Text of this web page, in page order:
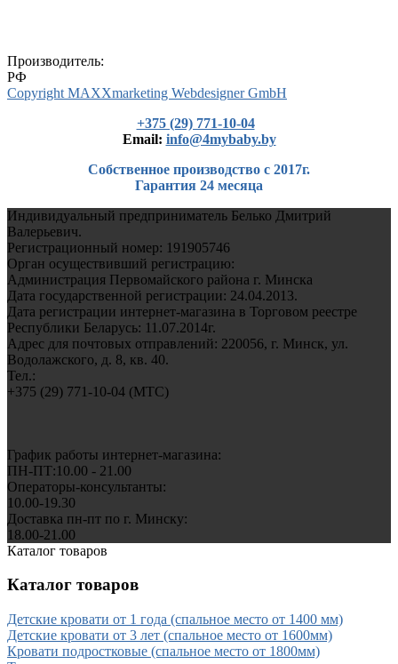
Производитель:
РФ
Copyright MAXXmarketing Webdesigner GmbH
+375 (29) 771-10-04
Еmail: info@4mybaby.by
Собственное производство с 2017г.
Гарантия 24 месяца
Индивидуальный предприниматель Белько Дмитрий
Валерьевич.
Регистрационный номер: 191905746
Орган осуществивший регистрацию:
Администрация Первомайского района г. Минска
Дата государственной регистрации: 24.04.2013.
Дата регистрации интернет-магазина в Торговом реестре
Республики Беларусь: 11.07.2014г.
Адрес для почтовых отправлений: 220056, г. Минск, ул.
Водолажского, д. 8, кв. 40.
Тел.:
+375 (29) 771-10-04 (MTC)
График работы интернет-магазина:
ПН-ПТ:10.00 - 21.00
Операторы-консультанты:
10.00-19.30
Доставка пн-пт по г. Минску:
18.00-21.00
Каталог товаров
Каталог товаров
Детские кровати от 1 года (спальное место от 1400 мм)
Детские кровати от 3 лет (спальное место от 1600мм)
Кровати подростковые (спальное место от 1800мм)